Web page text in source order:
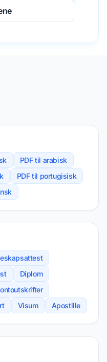
PDF til arabisk
PDF til portugisisk
Diplom
Visum Apostille